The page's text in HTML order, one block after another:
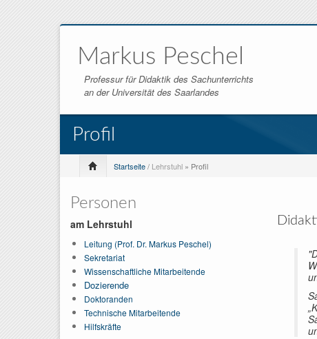
Markus Peschel
Professur für Didaktik des Sachunterrichts
an der Universität des Saarlandes
Profil
Startseite/ Lehrstuhl » Profil
Personen
am Lehrstuhl
Leitung (Prof. Dr. Markus Peschel)
Sekretariat
Wissenschaftliche Mitarbeitende
Dozierende
Doktoranden
Technische Mitarbeitende
Hilfskräfte